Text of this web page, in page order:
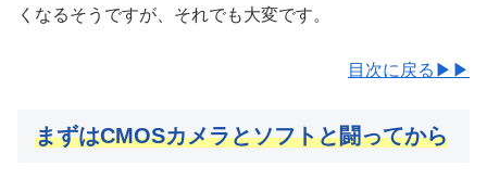
くなるそうですが、それでも大変です。
目次に戻る▶▶
まずはCMOSカメラとソフトと闘ってから